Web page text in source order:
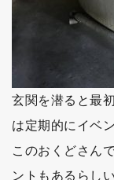
玄関を潜ると最
は定期的にイベ
このおくどさん
ントもあるらし